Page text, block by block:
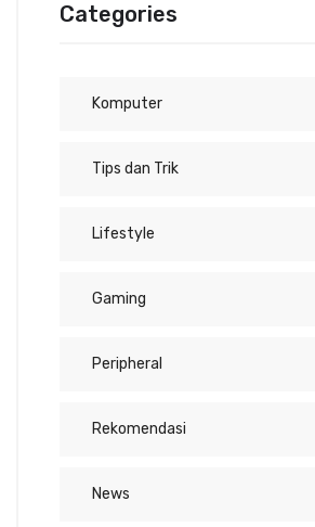
Categories
Komputer
Tips dan Trik
Lifestyle
Gaming
Peripheral
Rekomendasi
News